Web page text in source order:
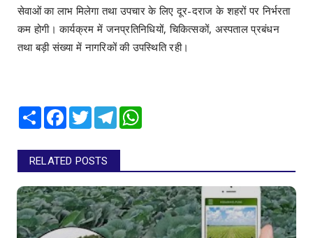
सेवाओं का लाभ मिलेगा तथा उपचार के लिए दूर-दराज के शहरों पर निर्भरता
कम होगी। कार्यक्रम में जनप्रतिनिधियों, चिकित्सकों, अस्पताल प्रबंधन
तथा बड़ी संख्या में नागरिकों की उपस्थिति रही।
Share Facebook
TwitterTelegram
RELATED POSTS